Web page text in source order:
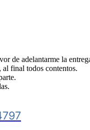
de adelantarme la
al final todos contentos.